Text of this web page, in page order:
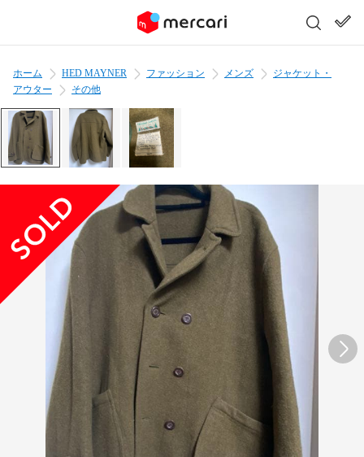
ホーム HED MAYNER ファッション メンズ
ジャケット・
アウター
その他